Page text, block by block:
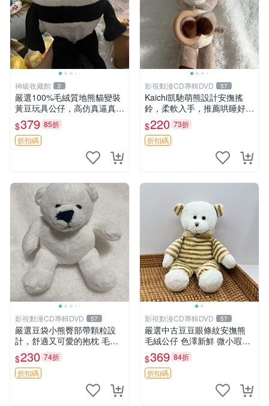
神級收藏館 2
嚴選100%毛絨質地熊貓變裝
黃豆玩具公仔，高仿真逼真模
擬，適合收藏愛好者 熊貓 黃
豆 公仔
$379 85折
折扣碼
影視動漫CD專輯DVD 57
Kaichi凱馳萌熊設計安撫搖
鈴，柔軟入手，推薦哄睡好選
擇 熊公仔 安撫玩具 喂食環
$220 73折
折扣碼
影視動漫CD專輯DVD 57
嚴選豆袋小熊臀部帶顆粒設
計，舒適又可愛的抱枕 毛絨
抱枕、臀部按摩、坐墊
$230 74折
折扣碼
影視動漫CD專輯DVD 57
嚴選中古豆豆眼條紋安撫熊
毛絨公仔 色澤新鮮 微小瑕疵
可收藏 中古 安撫熊 條紋公仔
$369 84折
折扣碼